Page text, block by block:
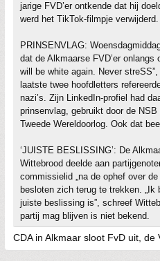
jarige FVD’er ontkende dat hij
werd het TikTok-filmpje verwijderd.
PRINSENVLAG:
dat de Alkmaarse FVD’er onlangs
will be white again. Never
laatste twee hoofdletters
nazi’s. Zijn LinkedIn-profiel had
prinsenvlag, gebruikt door de
Tweede Wereldoorlog. Ook dat
‘JUISTE BESLISSING’: De
Wittebrood deelde aan
commissielid „na de ophef over
besloten zich terug te trekken.
juiste beslissing is”, schreef
partij mag blijven is niet bekend.
CDA in Alkmaar sloot FvD uit, de